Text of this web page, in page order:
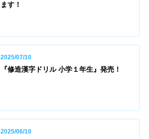
ます！
2025/07/10
『修造漢字ドリル 小学１年生』発売！
2025/06/10